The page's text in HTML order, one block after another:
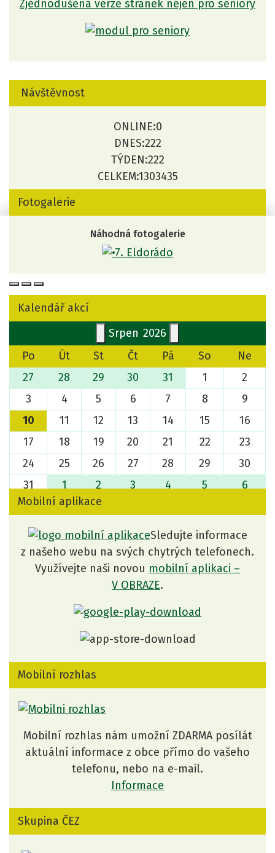
Zjednodušená verze stránek nejen pro seniory
Návštěvnost
ONLINE:0
DNES:222
TÝDEN:222
CELKEM:1303435
Fotogalerie
Náhodná fotogalerie
Kalendář akcí
Srpen 2026
Po
Út St Čt Pá So
Ne
27
28 29 30 31 1
2
3
4 5 6 7 8
9
10
11 12 13 14 15
16
17
18 19 20 21 22
23
24
25 26 27 28 29
30
31
1 2 3 4 5
6
Mobilní aplikace
Sledujte informace
z našeho webu na svých chytrých telefonech.
Využívejte naši novou mobilní aplikaci –
V OBRAZE.
Mobilní rozhlas
Mobilní rozhlas nám umožní ZDARMA posílát
aktuální informace z obce přímo do vašeho
telefonu, nebo na e-mail.
Informace
Skupina ČEZ